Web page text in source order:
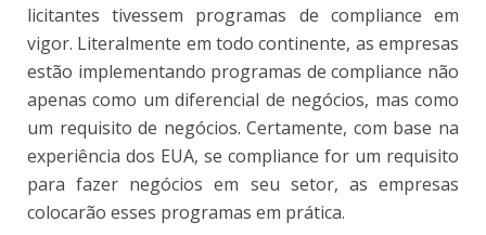
licitantes tivessem programas de compliance em
vigor. Literalmente em todo continente, as empresas
estão implementando programas de compliance não
apenas como um diferencial de negócios, mas como
um requisito de negócios. Certamente, com base na
experiência dos EUA, se compliance for um requisito
para fazer negócios em seu setor, as empresas
colocarão esses programas em prática.